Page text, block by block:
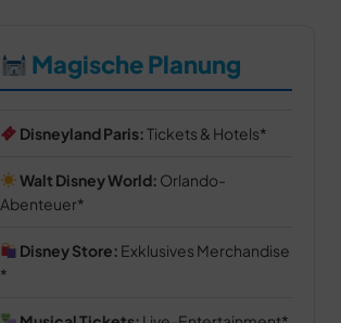
Magische Planung
Disneyland Paris:Tickets & Hotels
Walt Disney World: Orlando-
Abenteuer
Disney Store: Exklusives Merchandise